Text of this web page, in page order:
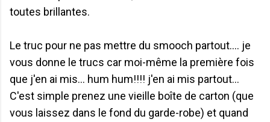
toutes brillantes.
Le truc pour ne pas mettre du smooch partout.... je
vous donne le trucs car moi-même la première fois
que j'en ai mis... hum hum!!!! j'en ai mis partout...
C'est simple prenez une vieille boîte de carton (que
vous laissez dans le fond du garde-robe) et quand